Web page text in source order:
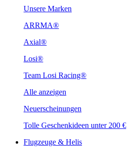
Unsere Marken
ARRMA®
Axial®
Losi®
Team Losi Racing®
Alle anzeigen
Neuerscheinungen
Tolle Geschenkideen unter 200 €
Flugzeuge & Helis